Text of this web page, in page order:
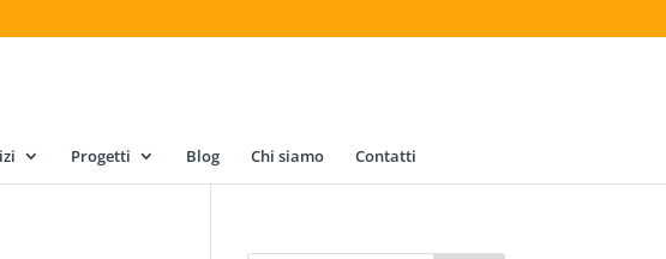
Progetti Blog Chi siamo Contatti